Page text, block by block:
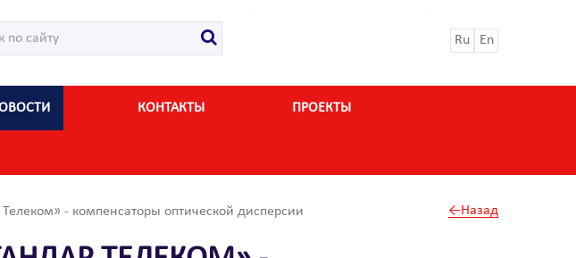
Ru En
КОНТАКТЫ ПРОЕКТЫ
- компенсаторы оптической дисперсии ←Назад